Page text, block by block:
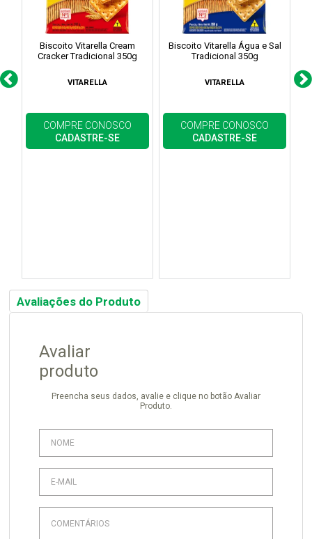
Biscoito Vitarella Cream
Cracker Tradicional 350g
VITARELLA
COMPRE CONOSCO
CADASTRE-SE
Biscoito Vitarella Água e Sal
Tradicional 350g
VITARELLA
COMPRE CONOSCO
CADASTRE-SE
Avaliações do Produto
Avaliar
produto
Preencha seus dados, avalie e clique no botão Avaliar
Produto.